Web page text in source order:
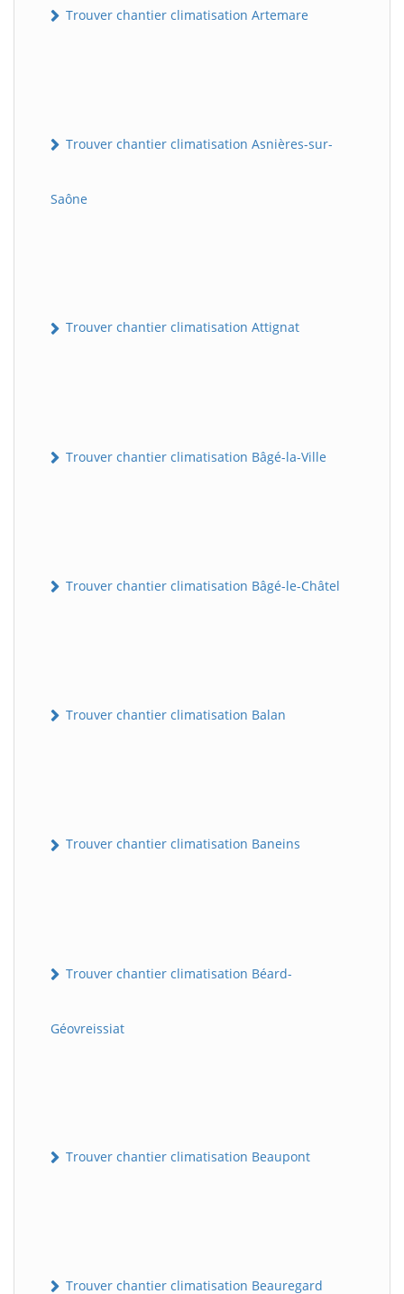
Trouver chantier climatisation Artemare
Trouver chantier climatisation Asnières-sur-
Saône
Trouver chantier climatisation Attignat
Trouver chantier climatisation Bâgé-la-Ville
Trouver chantier climatisation Bâgé-le-Châtel
Trouver chantier climatisation Balan
Trouver chantier climatisation Baneins
Trouver chantier climatisation Béard-
Géovreissiat
Trouver chantier climatisation Beaupont
Trouver chantier climatisation Beauregard